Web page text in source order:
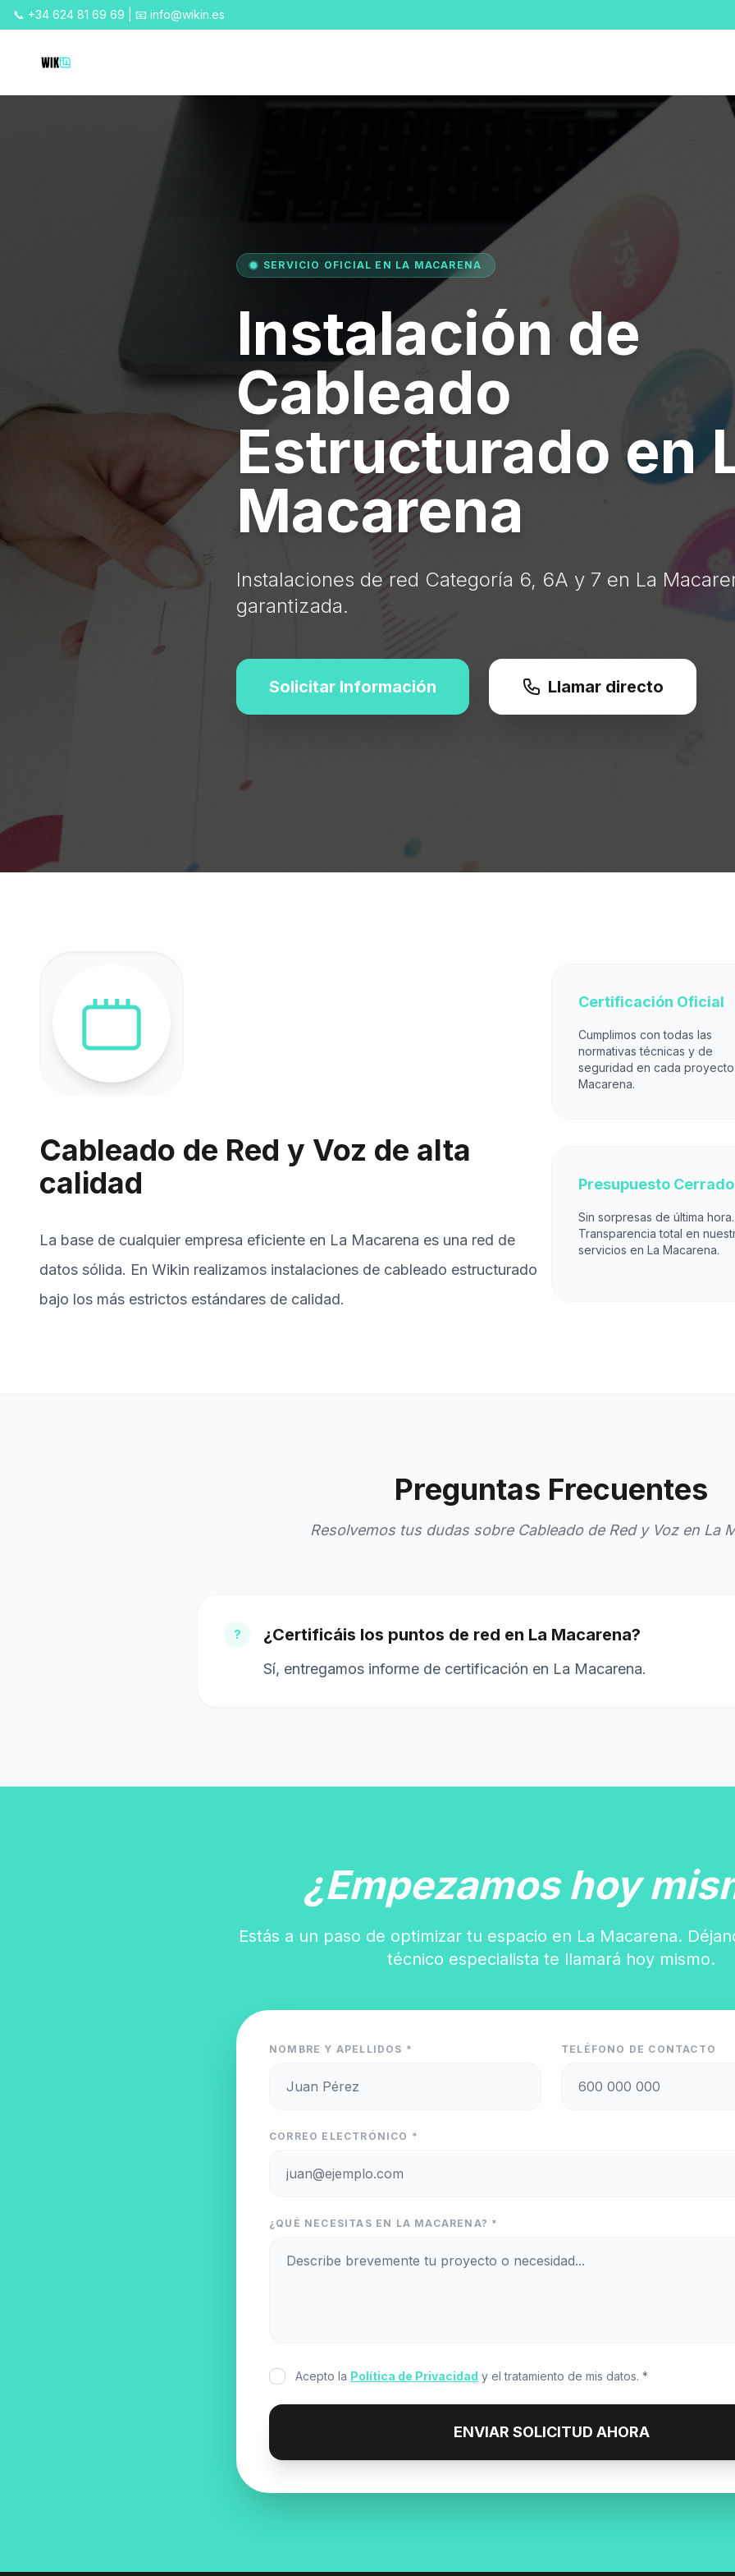
📞 +34 624 81 69 69 | 📧 info@wikin.es
SERVICIO OFICIAL EN LA MACARENA
Instalación de
Cableado
Estructurado en
Macarena
Instalaciones de red Categoría 6, 6A y 7 en La
garantizada.
Solicitar Información Llamar directo
Cableado de Red y Voz de alta
calidad
La base de cualquier empresa eficiente en La Macarena es una red de
datos sólida. En Wikin realizamos instalaciones de cableado estructurado
bajo los más estrictos estándares de calidad.
Certificación Oficial
Cumplimos con todas las
normativas técnicas y de
seguridad en cada proyecto
Macarena.
Presupuesto Cerrado
Sin sorpresas de última hora.
Transparencia total en
servicios en La Macarena.
Preguntas Frecuentes
Resolvemos tus dudas sobre Cableado de Red y Voz en La
? ¿Certificáis los puntos de red en La Macarena?
Sí, entregamos informe de certificación en La Macarena.
¿Empezamos hoy
Estás a un paso de optimizar tu espacio en La Macarena.
técnico especialista te llamará hoy mismo.
NOMBRE Y APELLIDOS * TELÉFONO DE CONTACTO
CORREO ELECTRÓNICO *
¿QUÉ NECESITAS EN LA MACARENA? *
Acepto la Política de Privacidad y el tratamiento de mis datos. *
ENVIAR SOLICITUD AHORA